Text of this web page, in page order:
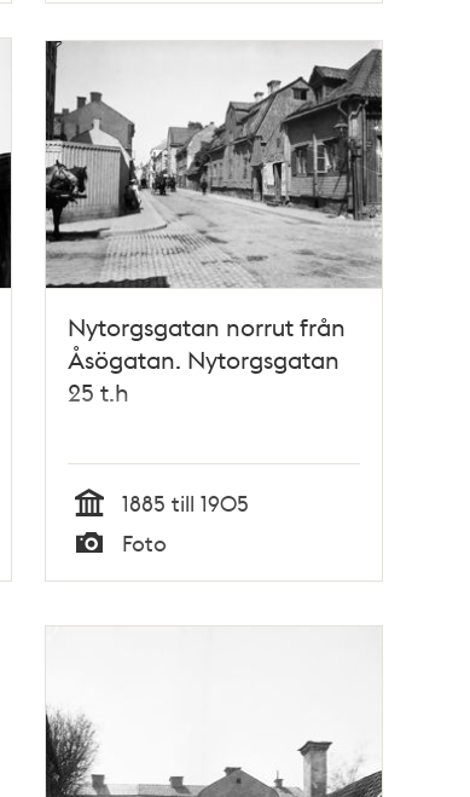
Nytorgsgatan norrut från
Åsögatan. Nytorgsgatan
25 t.h
Tid
1885 till 1905
Typ
Foto